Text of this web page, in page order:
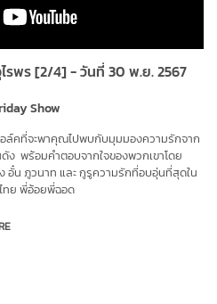
รพร [2/4] - วันที่ 30 พ.ย. 2567
Show
ล์คที่จะพาคุณไปพบกับมุมมองความรักจาก
ง พร้อมคำตอบจากใจของพวกเขาโดย
อั๋น ภูวนาท และกูรูความรักที่อบอุ่นที่สุดใน
ทยพี่อ้อยพี่ฉอด